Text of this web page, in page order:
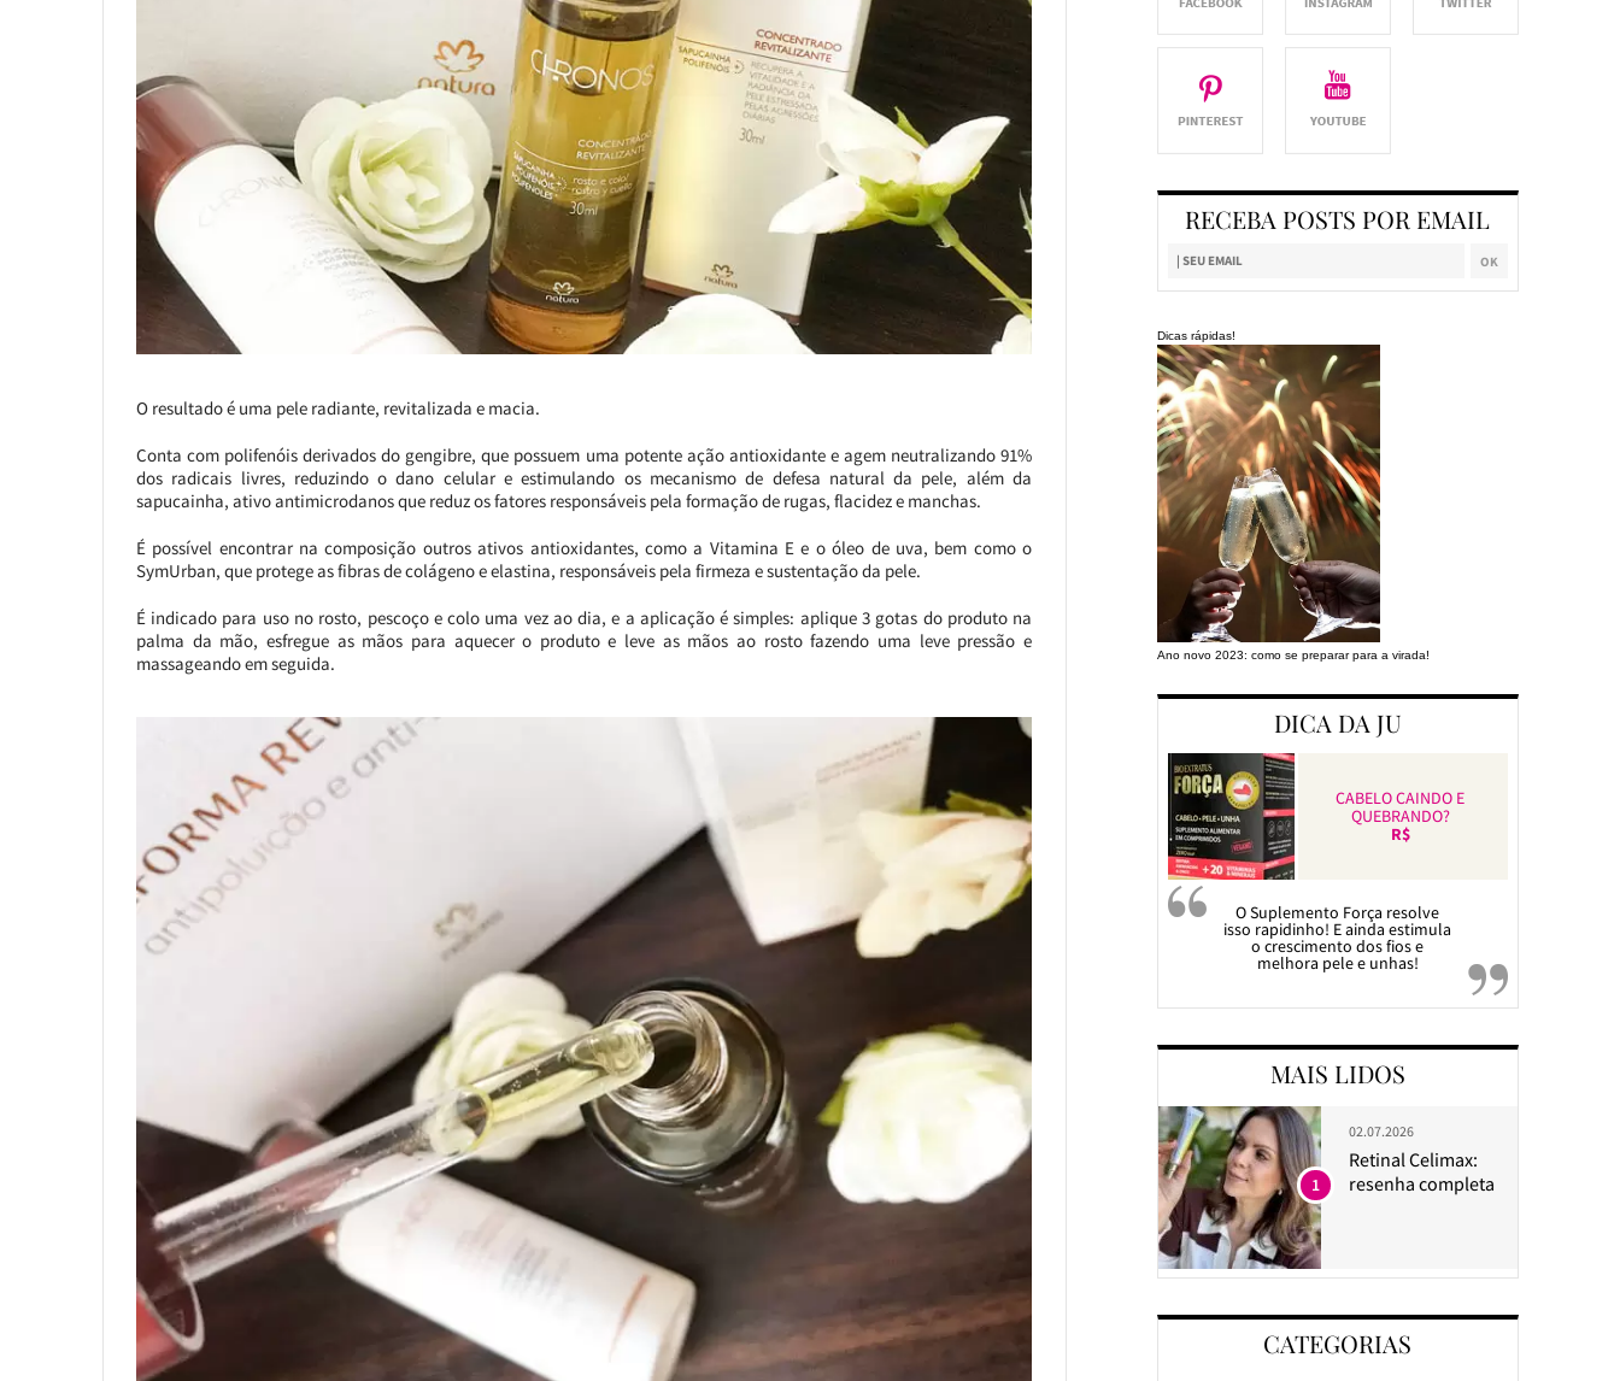
O resultado é uma pele radiante, revitalizada e macia.
Conta com polifenóis derivados do gengibre, que possuem uma potente ação antioxidante e agem neutralizando 91%
dos radicais livres, reduzindo o dano celular e estimulando os mecanismo de defesa natural da pele, além da
sapucainha, ativo antimicrodanos que reduz os fatores responsáveis pela formação de rugas, flacidez e manchas.
É possível encontrar na composição outros ativos antioxidantes, como a Vitamina E e o óleo de uva, bem como o
SymUrban, que protege as fibras de colágeno e elastina, responsáveis pela firmeza e sustentação da pele.
É indicado para uso no rosto, pescoço e colo uma vez ao dia, e a aplicação é simples: aplique 3 gotas do produto na
palma da mão, esfregue as mãos para aquecer o produto e leve as mãos ao rosto fazendo uma leve pressão e
massageando em seguida.
RECEBA POSTS POR EMAIL
Dicas rápidas!
Ano novo 2023: como se preparar para a virada!
DICA DA JU
CABELO CAINDO E
QUEBRANDO?
R$
O Suplemento Força resolve
isso rapidinho! E ainda estimula
o crescimento dos fios e
melhora pele e unhas!
MAIS LIDOS
02.07.2026
Retinal Celimax:
resenha completa
1
CATEGORIAS